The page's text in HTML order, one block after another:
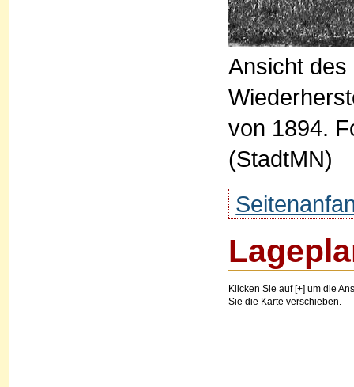
Ansicht des
von 1894.
(StadtMN)
Klicken Sie auf [+] um die
Sie die Karte verschieben.